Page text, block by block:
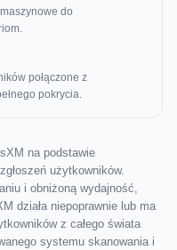
do
połączone z
pokrycia.
na podstawie
użytkowników.
i obniżoną wydajność,
działa niepoprawnie lub ma
z całego świata
systemu skanowania i